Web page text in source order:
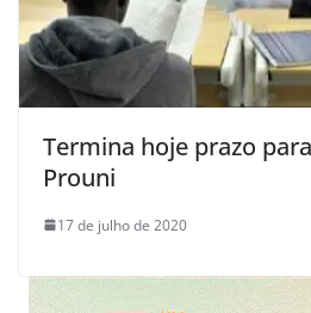
Termina hoje prazo
Prouni
17 de julho de 2020